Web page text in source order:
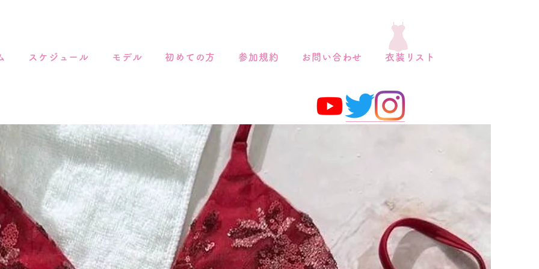
スケジュール モデル 初めての方 参加規約 お問い合わせ 衣装リスト